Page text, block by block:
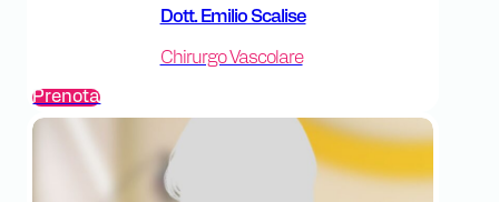
Dott. Emilio Scalise
Chirurgo Vascolare
Prenota